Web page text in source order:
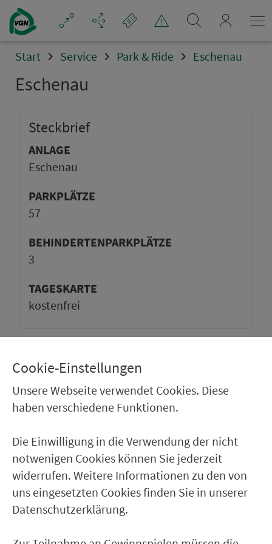
Start
Service Park & Ride Eschenau
Eschenau
Steck­brief
ANLAGE
Eschenau
PARKPLÄTZE
57
BEHINDERTENPARKPLÄTZE
3
TAGESKARTE
kos­ten­frei
BELEGUNGSPROGNOSE
Durchschnittliche Belegung an einem normalen
Werktag außerhalb der Ferienzeit.
(Angaben ohne Gewähr)
Cookie-Einstellungen
Unsere Webseite verwendet Cookies. Diese
haben verschiedene Funktionen.
Die Einwilligung in die Verwendung der nicht
notwenigen Cookies können Sie jederzeit
widerrufen. Weitere Informationen zu den von
uns eingesetzten Cookies finden Sie in unserer
Datenschutzerklärung.